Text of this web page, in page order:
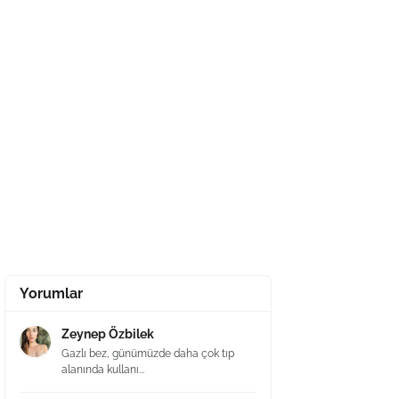
Yorumlar
Zeynep Özbilek
Gazlı bez, günümüzde daha çok tıp
alanında kullanı...